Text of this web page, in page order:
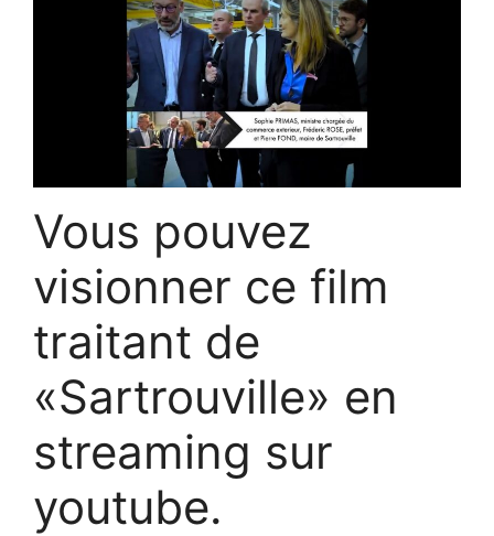
Vous pouvez
visionner ce film
traitant de
«Sartrouville» en
streaming sur
youtube.